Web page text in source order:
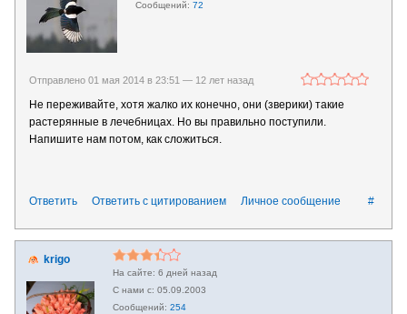
72
Отправлено 01 мая 2014 в 23:51 — 12 лет назад
Не переживайте, хотя жалко их конечно, они (зверики) такие
растерянные в лечебницах. Но вы правильно поступили.
Напишите нам потом, как сложиться.
#
Ответить Ответить с цитированием Личное сообщение
krigo
6 дней назад
05.09.2003
254